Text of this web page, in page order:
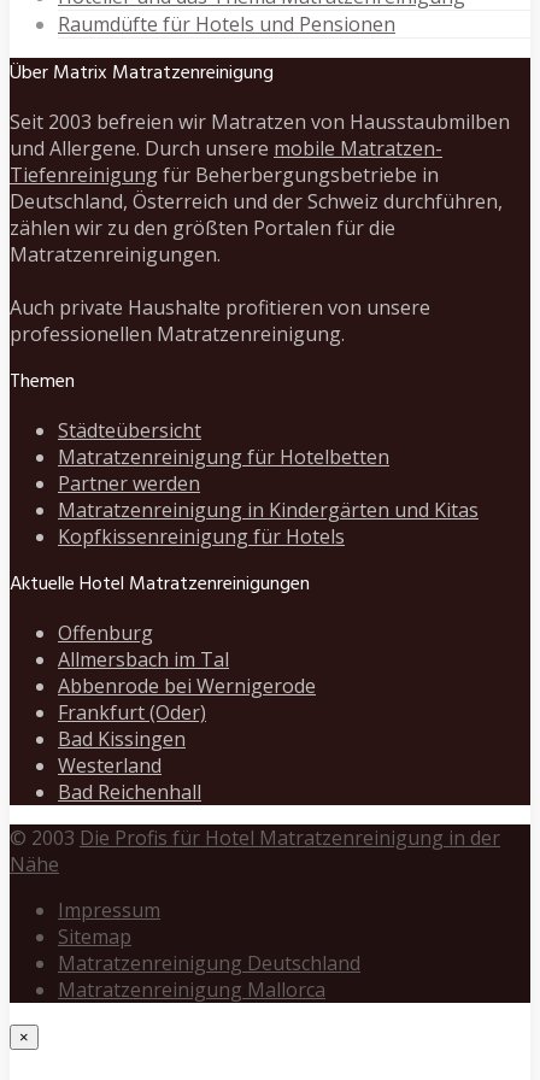
Raumdüfte für Hotels und Pensionen
Über Matrix Matratzenreinigung
Seit 2003 befreien wir Matratzen von Hausstaubmilben
und Allergene. Durch unsere mobile Matratzen-
Tiefenreinigungfür Beherbergungsbetriebe in
Deutschland, Österreich und der Schweiz durchführen,
zählen wir zu den größten Portalen für die
Matratzenreinigungen.
Auch private Haushalte profitieren von unsere
professionellen Matratzenreinigung.
Themen
Städteübersicht
Matratzenreinigung für Hotelbetten
Partner werden
Matratzenreinigung in Kindergärten und Kitas
Kopfkissenreinigung für Hotels
Aktuelle Hotel Matratzenreinigungen
Offenburg
Allmersbach im Tal
Abbenrode bei Wernigerode
Frankfurt (Oder)
Bad Kissingen
Westerland
Bad Reichenhall
© 2003 Die Profis für Hotel Matratzenreinigung in der
Nähe
Impressum
Sitemap
Matratzenreinigung Deutschland
Matratzenreinigung Mallorca
×